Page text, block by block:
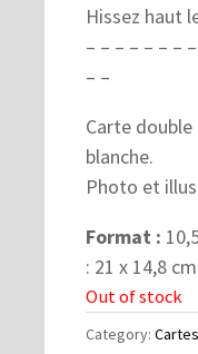
Hissez haut
– – – – – – –
– –
Carte
blanche.
Photo et
Format :
: 21 x 14,8
Out of stock
Category: Cartes